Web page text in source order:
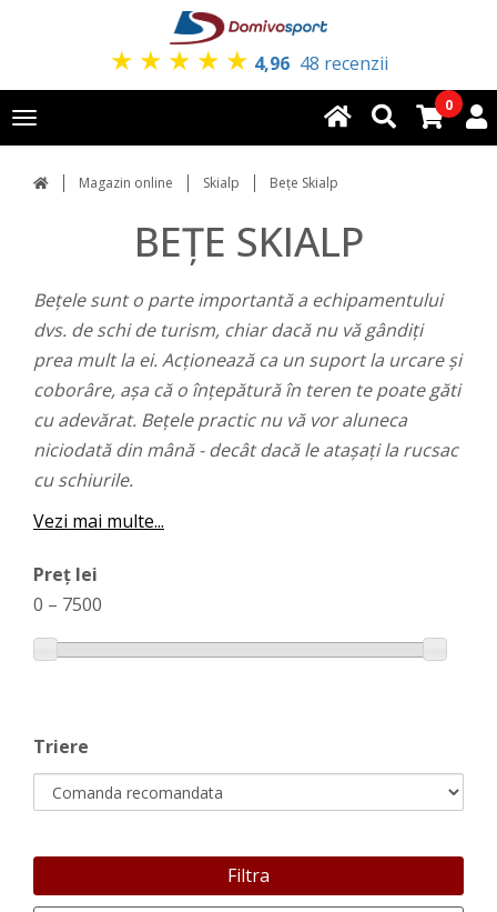
★ ★ ★ ★ ★ 4,96 48 recenzii
Toggle
navigation
0
Magazin online Skialp Bețe Skialp
BEȚE SKIALP
Bețele sunt o parte importantă a echipamentului
dvs. de schi de turism, chiar dacă nu vă gândiți
prea mult la ei. Acționează ca un suport la urcare și
coborâre, așa că o înțepătură în teren te poate găti
cu adevărat. Bețele practic nu vă vor aluneca
niciodată din mână - decât dacă le atașați la rucsac
cu schiurile.
Vezi mai multe...
Preț lei
0 – 7500
Triere
Filtra